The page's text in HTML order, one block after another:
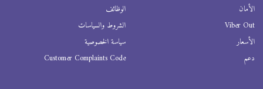
الأمان
Viber Out
الأسعار
دعم
الوظائف
الشروط والسياسات
سياسة الخصوصية
Customer Complaints Code